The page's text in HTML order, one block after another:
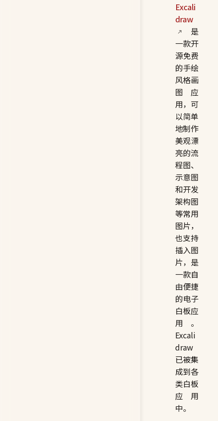
Excali
draw
是
一款开
源免费
的手绘
风格画
图应
用，可
以简单
地制作
美观漂
亮的流
程图、
示意图
和开发
架构图
等常用
图片，
也支持
插入图
片，是
一款自
由便捷
的电子
白板应
用。
Excali
draw
已被集
成到各
类白板
应用
中。